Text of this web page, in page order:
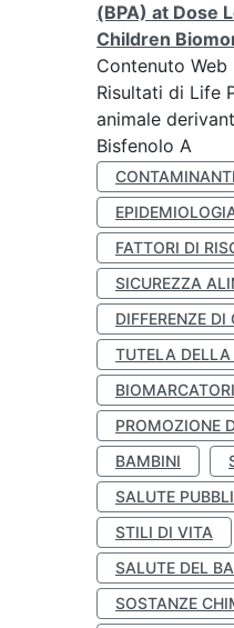
(BPA) at Dose
Children
Contenuto Web
Risultati di Life
animale
Bisfenolo A
FATTORI DI
SICUREZZA
DIFFERENZE DI
TUTELA DELLA
BIOMARCATORI
PROMOZIONE
BAMBINI
SALUTE
STILI DI VITA
SALUTE DEL
SOSTANZE